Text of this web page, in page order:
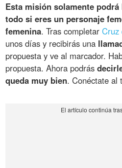
Esta misión solamente
todo si eres un personaje
femenina. Tras completarCruz
unos días y recibirás una
propuesta y ve al marcador.
propuesta. Ahora podrás
queda muy bien. Conéctate al